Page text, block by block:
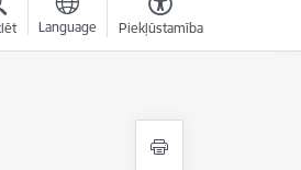
Language Piekļūstamība